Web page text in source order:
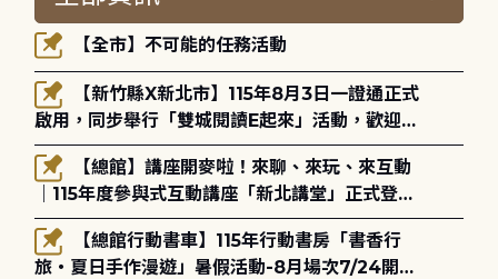
【全市】不可能的任務活動
啟用，同步舉行「雙城閱讀E起來」活動，歡迎踴
躍參加(115年8月3日至10月4日)。
｜115年度參與式互動講座「新北講堂」正式登
場！
旅・夏日手作漫遊」暑假活動-8月場次7/24開始